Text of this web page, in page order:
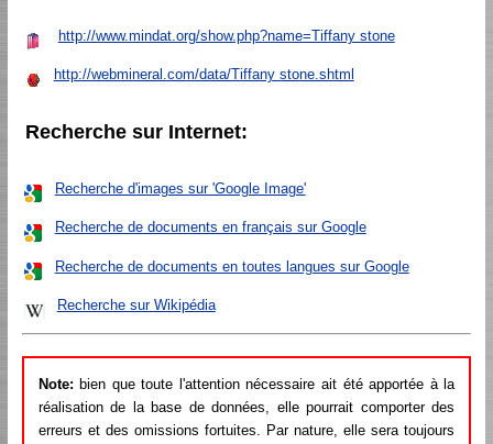
http://www.mindat.org/show.php?name=Tiffany stone
http://webmineral.com/data/Tiffany stone.shtml
Recherche sur Internet:
Recherche d'images sur 'Google Image'
Recherche de documents en français sur Google
Recherche de documents en toutes langues sur Google
Recherche sur Wikipédia
Note: bien que toute l'attention nécessaire ait été apportée à la
réalisation de la base de données, elle pourrait comporter des
erreurs et des omissions fortuites. Par nature, elle sera toujours